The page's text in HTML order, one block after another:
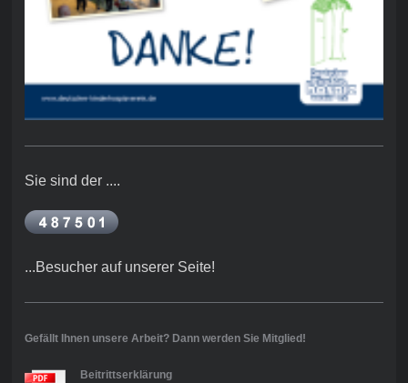
Sie sind der ....
...Besucher auf unserer Seite!
Gefällt Ihnen unsere Arbeit? Dann werden Sie Mitglied!
Beitrittserklärung